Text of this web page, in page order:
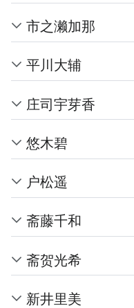
市之濑加那
平川大辅
庄司宇芽香
悠木碧
户松遥
斋藤千和
斋贺光希
新井里美